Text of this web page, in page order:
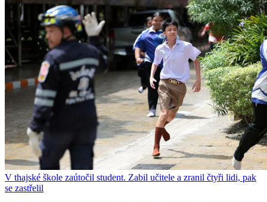
V thajské škole zaútočil student. Zabil učitele a zranil čtyři lidi, pak
se zastřelil